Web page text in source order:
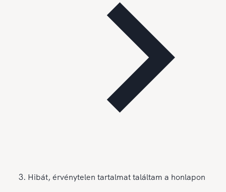
Hibát, érvénytelen tartalmat találtam a honlapon